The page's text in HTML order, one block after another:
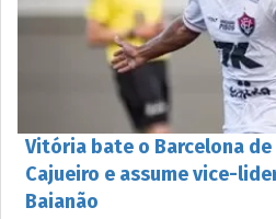
Vitória bate o Barcelona de
Cajueiro e assume vice-
Baianão